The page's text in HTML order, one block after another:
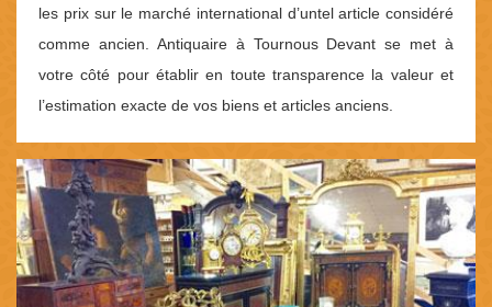
les prix sur le marché international d’untel article considéré
comme ancien. Antiquaire à Tournous Devant se met à
votre côté pour établir en toute transparence la valeur et
l’estimation exacte de vos biens et articles anciens.